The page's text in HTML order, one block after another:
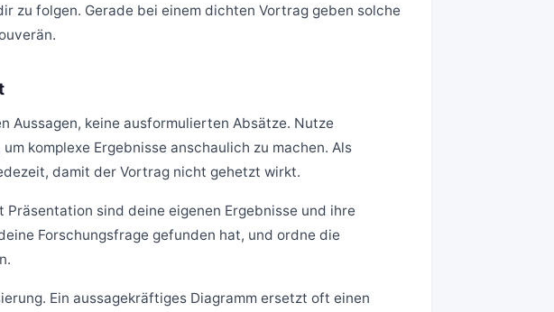
zu folgen. Gerade bei einem dichten Vortrag geben solche
Aussagen, keine ausformulierten Absätze. Nutze
komplexe Ergebnisse anschaulich zu machen. Als
damit der Vortrag nicht gehetzt wirkt.
sind deine eigenen Ergebnisse und ihre
Forschungsfrage gefunden hat, und ordne die
Ein aussagekräftiges Diagramm ersetzt oft einen